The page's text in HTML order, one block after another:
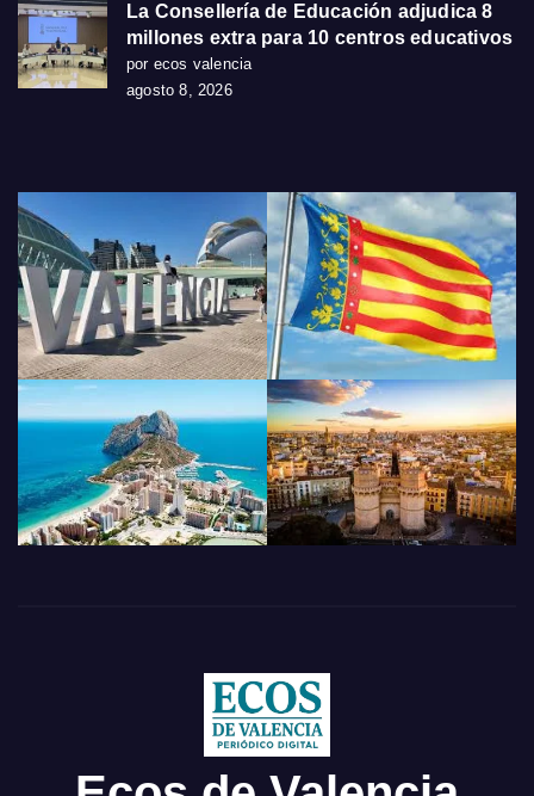
La Consellería de Educación adjudica 8
millones extra para 10 centros educativos
por ecos valencia
agosto 8, 2026